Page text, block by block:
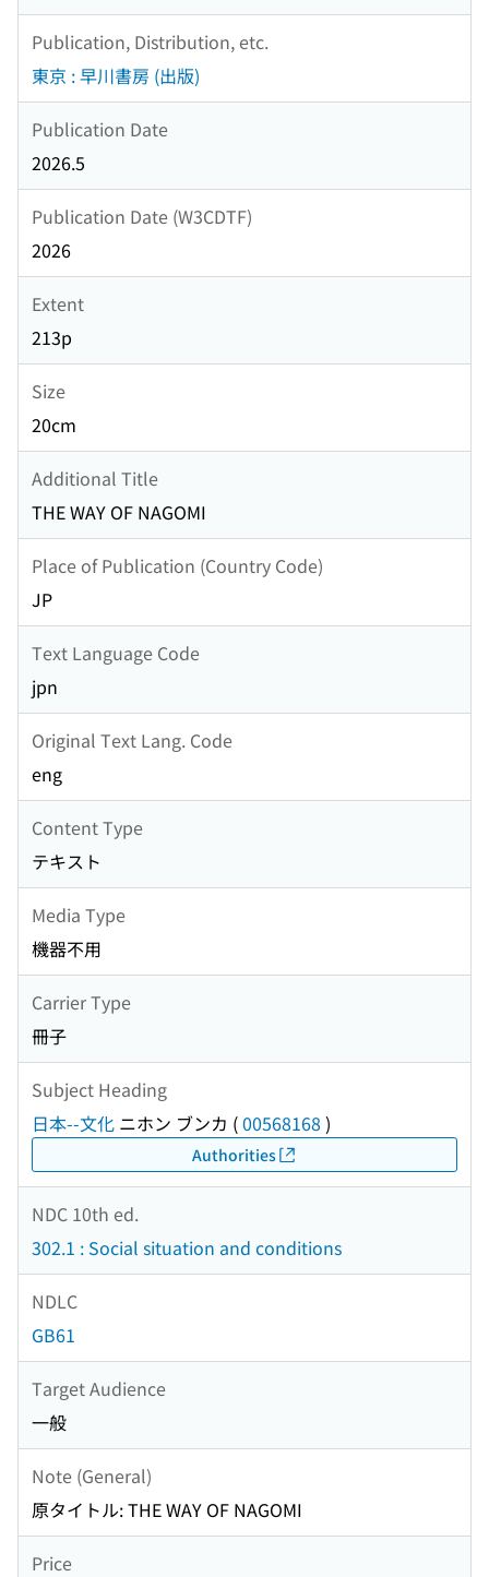
Publication, Distribution, etc.
東京 : 早川書房 (出版)
Publication Date
2026.5
Publication Date (W3CDTF)
2026
Extent
213p
Size
20cm
Additional Title
THE WAY OF NAGOMI
Place of Publication (Country Code)
JP
Text Language Code
jpn
Original Text Lang. Code
eng
Content Type
テキスト
Media Type
機器不用
Carrier Type
冊子
Subject Heading
日本--文化 ニホン ブンカ (00568168 )
Authorities
NDC 10th ed.
302.1 : Social situation and conditions
NDLC
GB61
Target Audience
一般
Note (General)
原タイトル: THE WAY OF NAGOMI
Price